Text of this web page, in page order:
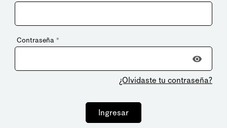
Contraseña *
¿Olvidaste tu contraseña?
Ingresar